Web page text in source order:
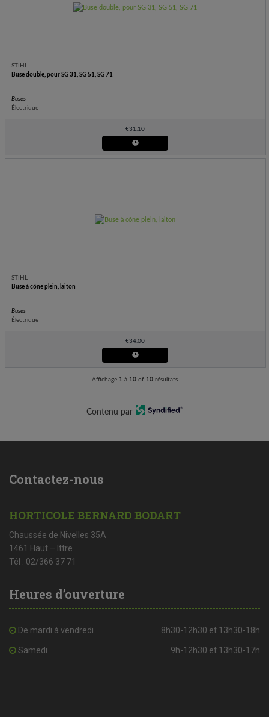
STIHL
Buse double, pour SG 31, SG 51, SG 71
Buses
Électrique
€31.10
STIHL
Buse à cône plein, laiton
Buses
Électrique
€34.00
Affichage 1 à 10of 10résultats
Contenu par
Contactez-nous
HORTICOLE BERNARD BODART
Chaussée de Nivelles 35A
1461 Haut – Ittre
Tél : 02/366 37 71
Heures d’ouverture
De mardi à vendredi 8h30-12h30 et 13h30-18h
Samedi 9h-12h30 et 13h30-17h